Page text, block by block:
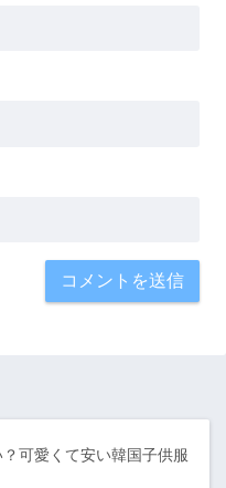
可愛くて安い韓国子供服